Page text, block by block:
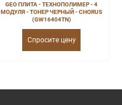
GEO ПЛИТА - ТЕХНОПОЛИМЕР - 4
МОДУЛЯ - ТОНЕР ЧЕРНЫЙ - CHORUS
(GW16404TN)
Спросите цену